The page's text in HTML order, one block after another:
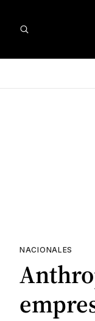
NACIONALES